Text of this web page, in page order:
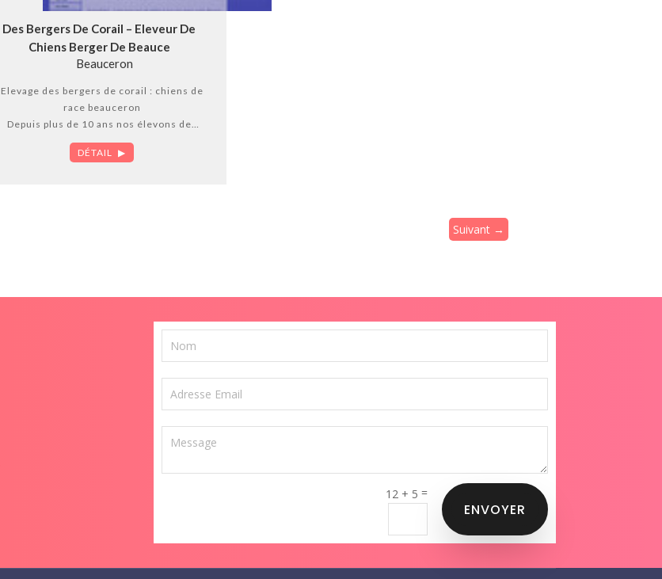
Des Bergers De Corail – Eleveur De
Chiens Berger De Beauce
Beauceron
Elevage des bergers de corail : chiens de
race beauceron
Depuis plus de 10 ans nos élevons des
beaucerons noir et feu et arlequin et
des léonberg. N’hésitez pas à venir nous
DÉTAIL
Suivant →
12 + 5 =
ENVOYER